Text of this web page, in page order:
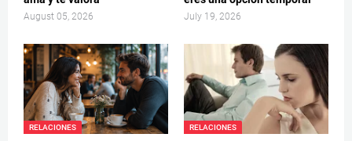
August 05, 2026 July 19, 2026
RELACIONES RELACIONES